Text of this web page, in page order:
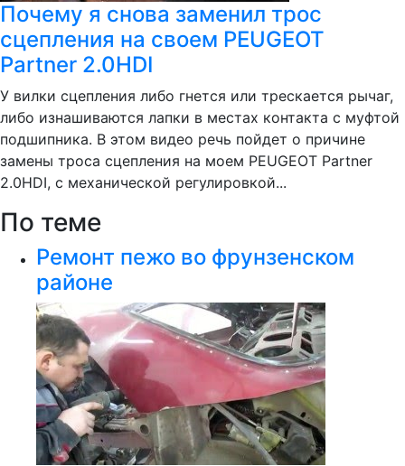
Почему я снова заменил трос
сцепления на своем PEUGEOT
Partner 2.0HDI
У вилки сцепления либо гнется или трескается рычаг,
либо изнашиваются лапки в местах контакта с муфтой
подшипника. В этом видео речь пойдет о причине
замены троса сцепления на моем PEUGEOT Partner
2.0HDI, с механической регулировкой...
По теме
Ремонт пежо во фрунзенском
районе